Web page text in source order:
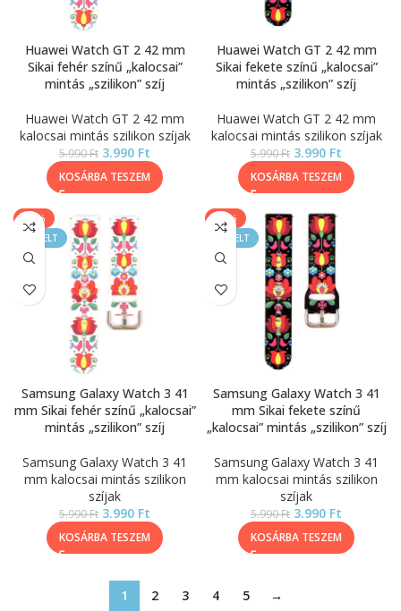
Huawei Watch GT 2 42 mm
Sikai fehér színű „kalocsai”
mintás „szilikon” szíj
Huawei Watch GT 2 42 mm
kalocsai mintás szilikon szíjak
5.990Ft 3.990 Ft
KOSÁRBA TESZEM
Huawei Watch GT 2 42 mm
Sikai fekete színű „kalocsai”
mintás „szilikon” szíj
Huawei Watch GT 2 42 mm
kalocsai mintás szilikon szíjak
5.990Ft 3.990 Ft
KOSÁRBA TESZEM
-33%
KIEMELT
Samsung Galaxy Watch 3 41
mm Sikai fehér színű „kalocsai”
mintás „szilikon” szíj
Samsung Galaxy Watch 3 41
mm kalocsai mintás szilikon
szíjak
5.990Ft 3.990 Ft
KOSÁRBA TESZEM
-33%
KIEMELT
Samsung Galaxy Watch 3 41
mm Sikai fekete színű
„kalocsai” mintás „szilikon” szíj
Samsung Galaxy Watch 3 41
mm kalocsai mintás szilikon
szíjak
5.990Ft 3.990 Ft
KOSÁRBA TESZEM
1 2 3 4 5 →